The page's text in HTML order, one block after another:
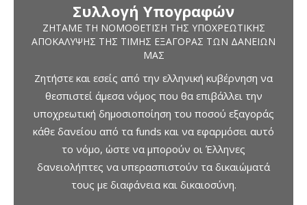
Συλλογή Υπογραφών
ΖΗΤΆΜΕ ΤΗ ΝΟΜΟΘΈΤΙΣΗ ΤΗΣ ΥΠΟΧΡΕΩΤΙΚΉΣ
ΑΠΟΚΆΛΥΨΗΣ ΤΗΣ ΤΙΜΉΣ ΕΞΑΓΟΡΆΣ ΤΩΝ ΔΑΝΕΊΩΝ
ΜΑΣ
Ζητήστε και εσείς από την ελληνική κυβέρνηση να
θεσπιστεί άμεσα νόμος που θα επιβάλλει την
υποχρεωτική δημοσιοποίηση του ποσού εξαγοράς
κάθε δανείου από τα funds και να εφαρμόσει αυτό
το νόμο, ώστε να μπορούν οι Έλληνες
δανειολήπτες να υπερασπιστούν τα δικαιώματά
τους με διαφάνεια και δικαιοσύνη.